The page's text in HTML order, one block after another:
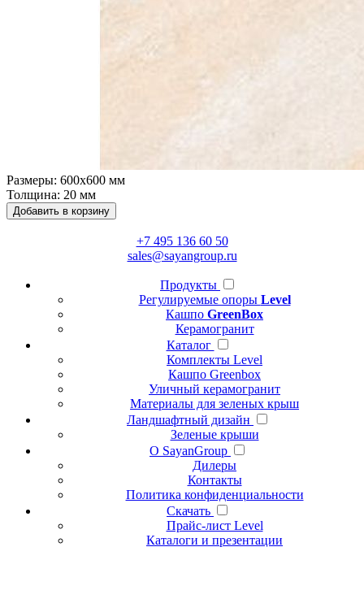
Размеры: 600х600 мм
Толщина: 20 мм
Добавить в корзину
+7 495 136 60 50
sales@sayangroup.ru
Продукты
Регулируемые опоры Level
Кашпо GreenBox
Керамогранит
Каталог
Комплекты Level
Кашпо Greenbox
Уличный керамогранит
Материалы для зеленых крыш
Ландшафтный дизайн
Зеленые крыши
О SayanGroup
Дилеры
Контакты
Политика конфиденциальности
Скачать
Прайс-лист Level
Каталоги и презентации